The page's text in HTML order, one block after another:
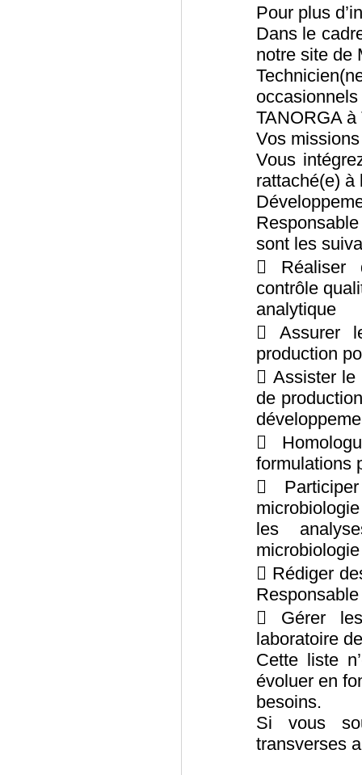
Pour plus
Dans le
notre site de
TANORGA à
Vos missions
Vous
rattaché(e) à
sont les
 Réaliser
contrôle
analytique
 Assurer
production
 Assister le
de

formulations

les
microbiologie
 Rédiger
 Gérer
laboratoire
Cette liste
évoluer en
besoins.
Si vous
transverses